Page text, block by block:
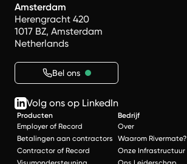
Amsterdam
Herengracht 420
1017 BZ, Amsterdam
Netherlands
Bel ons
Volg ons op LinkedIn
Producten
Employer of Record
Betalingen aan contractors
Contractor of Record
Bedrijf
Over
Waarom Rivermate?
Onze Infrastructuur